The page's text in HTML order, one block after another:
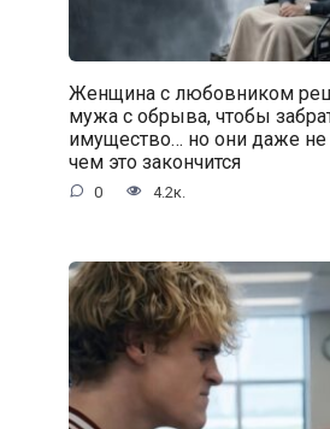
Женщина с любовником
мужа с обрыва, чтобы
имущество… но они даже не
чем это закончится
0 4.2к.